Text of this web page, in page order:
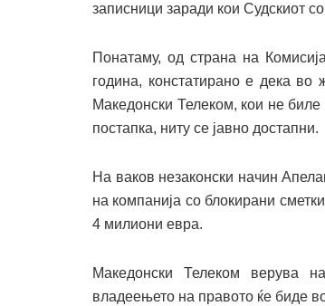
записници заради кои Судскиот
Понатаму, од страна на
година, констатирано е дека во
Македонски Телеком, кои не биле
постапка, ниту се јавно достапни.
На ваков незаконски начин
на компанија со блокирани
4 милиони евра.
Македонски Телеком верува
владеењето на правото ќе биде